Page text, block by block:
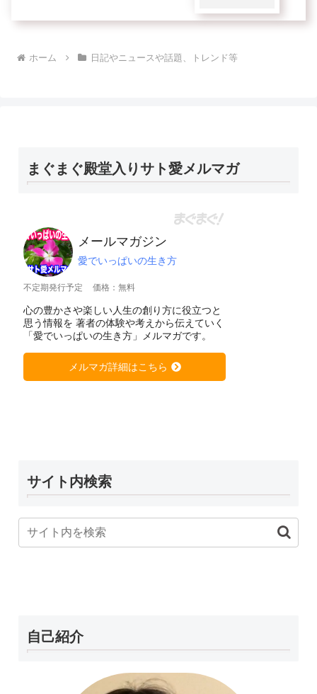
ホーム 日記やニュースや話題、トレンド等
まぐまぐ殿堂入りサト愛メルマガ
メールマガジン
愛でいっぱいの生き方
不定期発行予定 価格：無料
心の豊かさや楽しい人生の創り方に役立つと
思う情報を 著者の体験や考えから伝えていく
「愛でいっぱいの生き方」メルマガです。
メルマガ詳細はこちら
サイト内検索
自己紹介